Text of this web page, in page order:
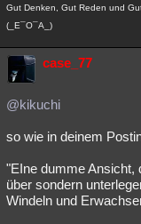
Gut Denken, Gut Reden und
(_E¯O¯A_)
case_77
@kikuchi
so wie in deinem
"EIne dumme Ansicht,
über sondern
Windeln und